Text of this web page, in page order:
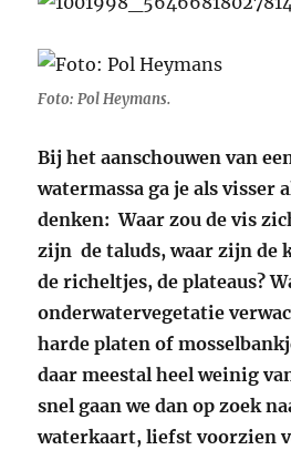
Foto: Pol Heymans.
Bij het aanschouwen van
watermassa ga je als visser
denken: Waar zou de vis
zijn de taluds, waar zijn de
de richeltjes, de plateaus?
onderwatervegetatie
harde platen of
daar meestal heel weinig
snel gaan we dan op zoek
waterkaart, liefst voorzien